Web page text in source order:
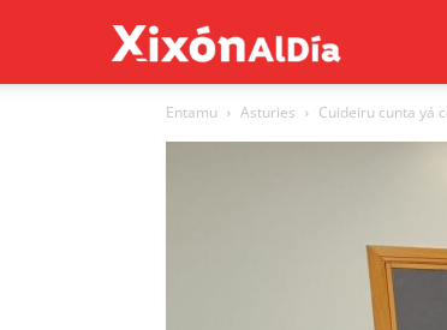
al
Entamu Asturies Cuideiru cunta yá